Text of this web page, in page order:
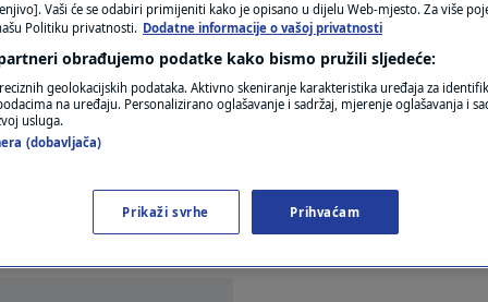
opovrgnuo je u intervju za Face TV iz
na crnu listu ako se ne povuče s dužnosti.
Vaši će se odabiri primijeniti kako je opisano u dijelu Web-mjesto. Za više
Politiku privatnosti. Dodatne informacije o vašoj privatnosti
obrađujemo podatke kako bismo pružili sljedeće:
geolokacijskih podataka. Aktivno skeniranje karakteristika uređaja za
na uređaju. Personalizirano oglašavanje i sadržaj, mjerenje oglašavanja i
usluga.
(dobavljača)
Prikaži svrhe Prihvaćam